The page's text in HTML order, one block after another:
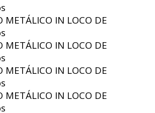
METÁLICO IN LOCO DE
METÁLICO IN LOCO DE
METÁLICO IN LOCO DE
METÁLICO IN LOCO DE